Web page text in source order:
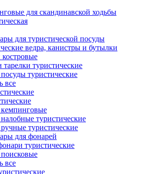
для скандинавской ходьбы
для туристической посуды
ведра, канистры и бутылки
костровые
туристические
туристические
все
туристические
туристические
для фонарей
туристические
все